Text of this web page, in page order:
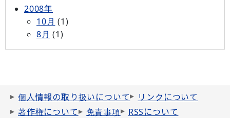
2008年
10月 (1)
8月 (1)
個人情報の取り扱いについて
リンクについて
著作権について
免責事項 RSSについて